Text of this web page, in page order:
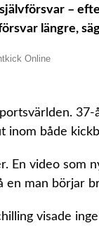
–
längre,
inom både
En video som
en man börjar
visade